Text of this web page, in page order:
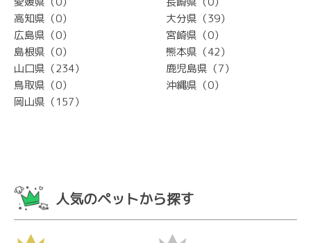
高知県（0）
広島県（0）
島根県（0）
山口県（234）
鳥取県（0）
岡山県（157）
大分県（39）
宮崎県（0）
熊本県（42）
鹿児島県（7）
沖縄県（0）
人気のペットから探す